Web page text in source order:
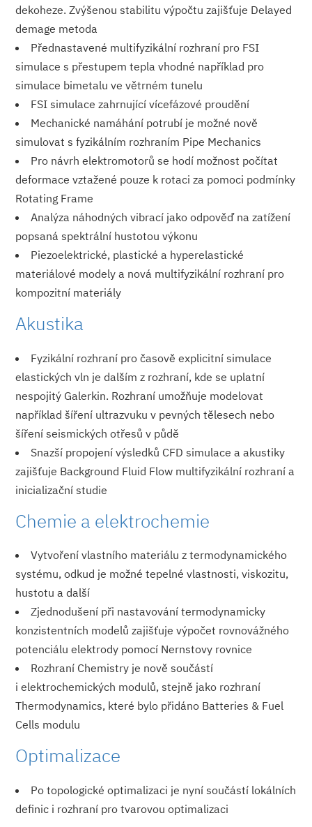
dekoheze. Zvýšenou stabilitu výpočtu zajišťuje Delayed
demage metoda
Přednastavené multifyzikální rozhraní pro FSI
simulace s přestupem tepla vhodné například pro
simulace bimetalu ve větrném tunelu
FSI simulace zahrnující vícefázové proudění
Mechanické namáhání potrubí je možné nově
simulovat s fyzikálním rozhraním Pipe Mechanics
Pro návrh elektromotorů se hodí možnost počítat
deformace vztažené pouze k rotaci za pomoci podmínky
Rotating Frame
Analýza náhodných vibrací jako odpověď na zatížení
popsaná spektrální hustotou výkonu
Piezoelektrické, plastické a hyperelastické
materiálové modely a nová multifyzikální rozhraní pro
kompozitní materiály
Akustika
Fyzikální rozhraní pro časově explicitní simulace
elastických vln je dalším z rozhraní, kde se uplatní
nespojitý Galerkin. Rozhraní umožňuje modelovat
například šíření ultrazvuku v pevných tělesech nebo
šíření seismických otřesů v půdě
Snazší propojení výsledků CFD simulace a akustiky
zajišťuje Background Fluid Flow multifyzikální rozhraní a
inicializační stu­die
Chemie a elektrochemie
Vytvoření vlastního materiálu z termodynamického
systému, odkud je možné tepelné vlastnosti, viskozitu,
hustotu a další
Zjednodušení při nastavování termodynamicky
konzistentních modelů zajišťuje výpočet rovnovážného
potenciálu elektrody pomocí Nernstovy rovnice
Rozhraní Chemistry je nově součástí
i elektrochemických modulů, stejně jako rozhraní
Thermodynamics, které bylo přidáno Batteries & Fuel
Cells modulu
Optimalizace
Po topologické optimalizaci je nyní součástí lokálních
definic i rozhraní pro tvarovou optimalizaci